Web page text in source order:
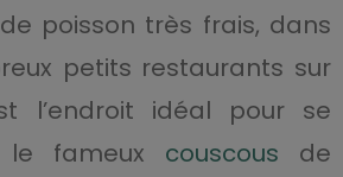
poisson très frais, dans
petits restaurants sur
l’endroit idéal pour se
le fameux couscous de